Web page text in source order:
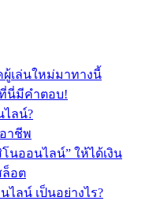
ผู้เล่นใหม่มาทางนี้
ที่นี่มีคำตอบ!
ลน์?
าชีพ
นออนไลน์” ให้ได้เงิน
ล็อต
ลน์ เป็นอย่างไร?